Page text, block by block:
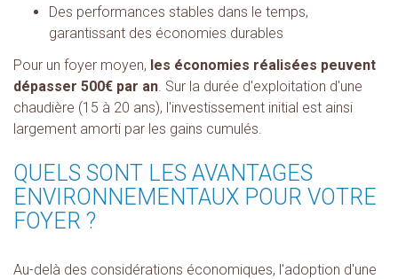
Des performances stables dans le temps,
garantissant des économies durables
Pour un foyer moyen, les économies réalisées peuvent
dépasser 500€ par an. Sur la durée d'exploitation d'une
chaudière (15 à 20 ans), l'investissement initial est ainsi
largement amorti par les gains cumulés.
QUELS SONT LES AVANTAGES
ENVIRONNEMENTAUX POUR VOTRE
FOYER ?
Au-delà des considérations économiques, l'adoption d'une